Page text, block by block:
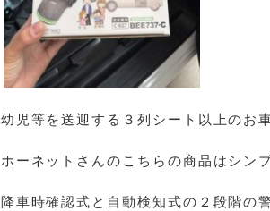
幼児等を送迎する３列シート以上のお
ホーネットさんのこちらの商品はシン
降車時確認式と自動検知式の２段階の